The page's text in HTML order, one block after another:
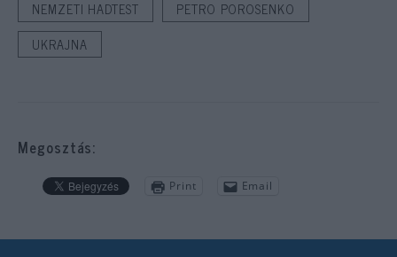
NEMZETI HADTEST
PETRO POROSENKO
UKRAJNA
Megosztás:
Print Email